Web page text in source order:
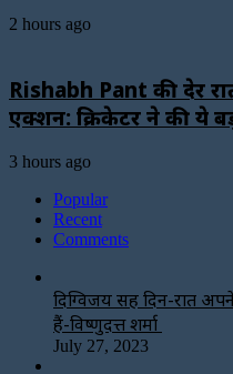
2 hours ago
Rishabh Pant की देर
एक्शन: क्रिकेटर ने की ये
3 hours ago
Popular
Recent
Comments
दिग्विजय सिंह दिन-रात
हैं-विष्णुदत्त शर्मा
July 27, 2023